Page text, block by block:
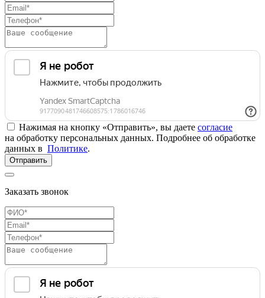
Нажимая на кнопку «Отправить», вы даете согласие
на обработку персональных данных. Подробнее об обработке
данных в Политике.
Отправить
Заказать звонок